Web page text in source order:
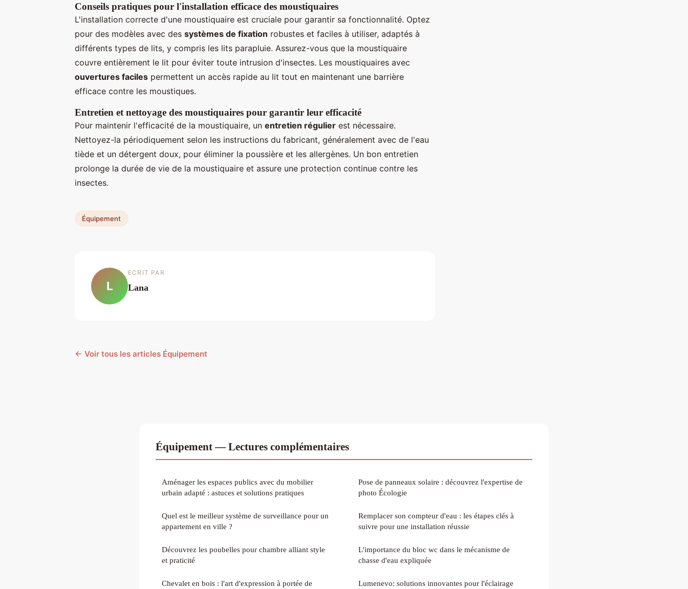
Conseils pratiques pour l'installation efficace des moustiquaires
L'installation correcte d'une moustiquaire est cruciale pour garantir sa fonctionnalité. Optez
pour des modèles avec des systèmes de fixation robustes et faciles à utiliser, adaptés à
différents types de lits, y compris les lits parapluie. Assurez-vous que la moustiquaire
couvre entièrement le lit pour éviter toute intrusion d'insectes. Les moustiquaires avec
ouvertures faciles permettent un accès rapide au lit tout en maintenant une barrière
efficace contre les moustiques.
Entretien et nettoyage des moustiquaires pour garantir leur efficacité
Pour maintenir l'efficacité de la moustiquaire, un entretien régulier est nécessaire.
Nettoyez-la périodiquement selon les instructions du fabricant, généralement avec de l'eau
tiède et un détergent doux, pour éliminer la poussière et les allergènes. Un bon entretien
prolonge la durée de vie de la moustiquaire et assure une protection continue contre les
insectes.
Équipement
L
ECRIT PAR
Lana
← Voir tous les articles Équipement
Équipement — Lectures complémentaires
Aménager les espaces publics avec du mobilier
urbain adapté : astuces et solutions pratiques
Quel est le meilleur système de surveillance pour un
appartement en ville ?
Découvrez les poubelles pour chambre alliant style
et praticité
Chevalet en bois : l'art d'expression à portée de
Pose de panneaux solaire : découvrez l'expertise de
photo Écologie
Remplacer son compteur d'eau : les étapes clés à
suivre pour une installation réussie
L'importance du bloc wc dans le mécanisme de
chasse d'eau expliquée
Lumenevo: solutions innovantes pour l'éclairage